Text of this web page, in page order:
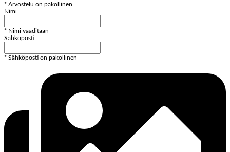
* Arvostelu on pakollinen
Nimi
* Nimi vaaditaan
Sähköposti
* Sähköposti on pakollinen